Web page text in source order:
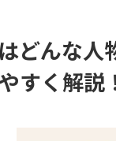
どんな
すく解説